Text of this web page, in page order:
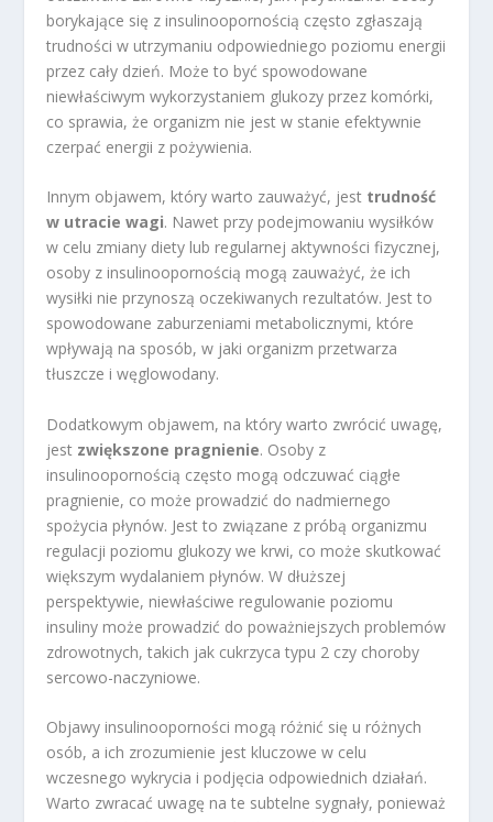
borykające się z insulinoopornością często zgłaszają
trudności w utrzymaniu odpowiedniego poziomu energii
przez cały dzień. Może to być spowodowane
niewłaściwym wykorzystaniem glukozy przez komórki,
co sprawia, że organizm nie jest w stanie efektywnie
czerpać energii z pożywienia.
Innym objawem, który warto zauważyć, jest trudność
w utracie wagi. Nawet przy podejmowaniu wysiłków
w celu zmiany diety lub regularnej aktywności fizycznej,
osoby z insulinoopornością mogą zauważyć, że ich
wysiłki nie przynoszą oczekiwanych rezultatów. Jest to
spowodowane zaburzeniami metabolicznymi, które
wpływają na sposób, w jaki organizm przetwarza
tłuszcze i węglowodany.
Dodatkowym objawem, na który warto zwrócić uwagę,
jest zwiększone pragnienie. Osoby z
insulinoopornością często mogą odczuwać ciągłe
pragnienie, co może prowadzić do nadmiernego
spożycia płynów. Jest to związane z próbą organizmu
regulacji poziomu glukozy we krwi, co może skutkować
większym wydalaniem płynów. W dłuższej
perspektywie, niewłaściwe regulowanie poziomu
insuliny może prowadzić do poważniejszych problemów
zdrowotnych, takich jak cukrzyca typu 2 czy choroby
sercowo-naczyniowe.
Objawy insulinooporności mogą różnić się u różnych
osób, a ich zrozumienie jest kluczowe w celu
wczesnego wykrycia i podjęcia odpowiednich działań.
Warto zwracać uwagę na te subtelne sygnały, ponieważ